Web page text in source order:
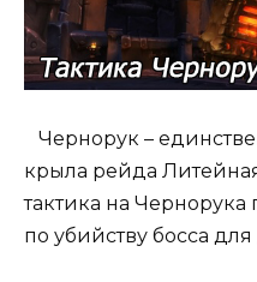
Чернорук –
крыла рейда
тактика на Чернорука
по убийству босса